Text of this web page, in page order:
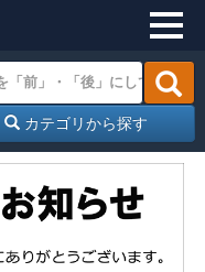
カテゴリから探す